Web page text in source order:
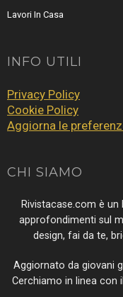
Lavori In Casa
INFO UTILI
Privacy Policy
Cookie Policy
Aggiorna le
CHI SIAMO
Rivistacase.com è
approfondimenti sul
design, fai da te,
Aggiornato da giovani
Cerchiamo in linea